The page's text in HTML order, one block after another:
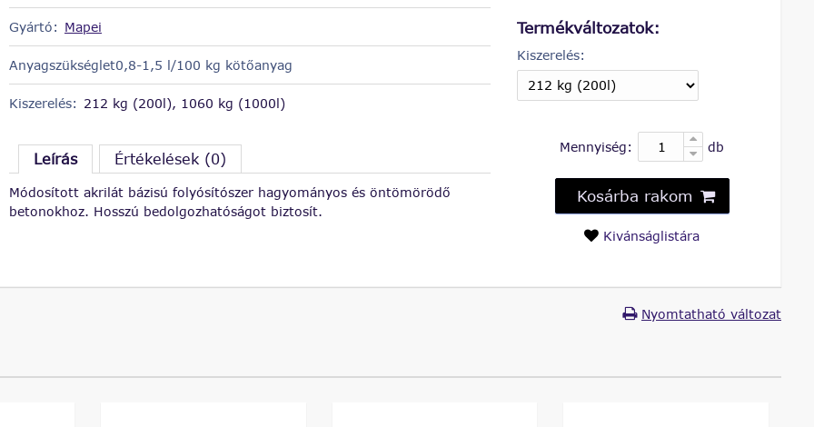
Gyártó: Mapei
Anyagszükséglet0,8-1,5 l/100 kg kötőanyag
Kiszerelés: 212 kg (200l), 1060 kg (1000l)
Leírás Értékelések (0)
Módosított akrilát bázisú folyósítószer hagyományos és öntömörödő
betonokhoz. Hosszú bedolgozhatóságot biztosít.
Termékváltozatok:
Kiszerelés:
Mennyiség: db
Kosárba rakom
Kivánságlistára
Nyomtatható változat